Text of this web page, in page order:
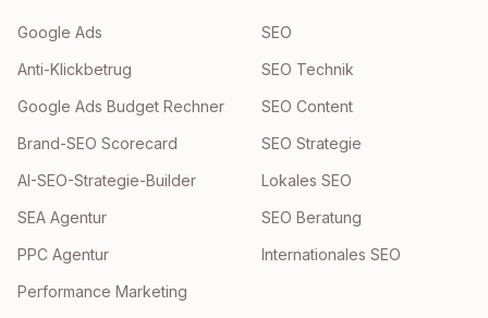
Google Ads
Anti-Klickbetrug
Google Ads Budget Rechner
Brand-SEO Scorecard
AI-SEO-Strategie-Builder
SEA Agentur
PPC Agentur
Performance Marketing
SEO
SEO Technik
SEO Content
SEO Strategie
Lokales SEO
SEO Beratung
Internationales SEO